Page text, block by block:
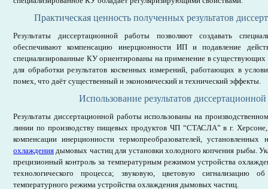
Практическая ценность полученных результатов
Результаты диссертационной работы позволяют создавать
обеспечивают компенсацию инерционности ИП и подавление
специализированные КУ ориентированы на применение в
для обработки результатов косвенных измерений, работающих в
помех, что даёт существенный и экономический и технический эффекты.
Использование результатов
Результаты диссертационной работы использованы на
линии по производству пищевых продуктов ЧП “СТАСЛА” в г.
компенсации инерционности термопреобразователей,
охлаждения дымовых частиц для установки холодного копчения рыбы.
прецизионный контроль за температурным режимом устройства
технологического процесса; звуковую, цветовую сигнализацию об
температурного режима устройства охлаждения дымовых частиц.